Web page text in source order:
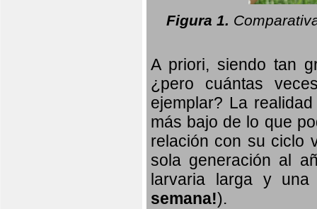
Figura 1.
A priori, siendo tan
¿pero cuántas
ejemplar? La
más bajo de lo que
relación con su ciclo
sola generación al
larvaria largay una
semana!).